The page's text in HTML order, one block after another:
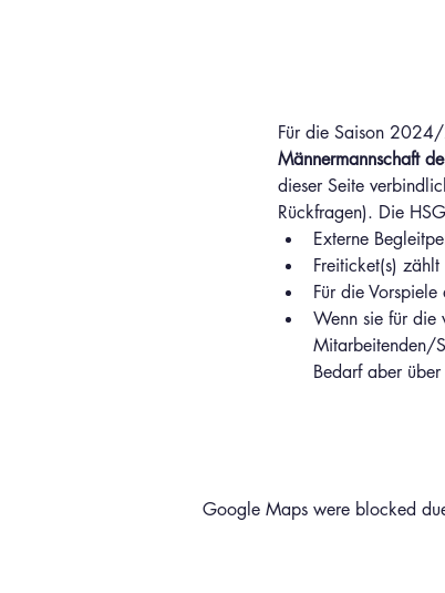
Für die Saison
Männermannschaft
dieser Seite
Rückfragen). Die
Externe
Freiticket(s)
Für die
Wenn sie für die
Mitarbeitenden/
Bedarf aber
Google Maps were blocked